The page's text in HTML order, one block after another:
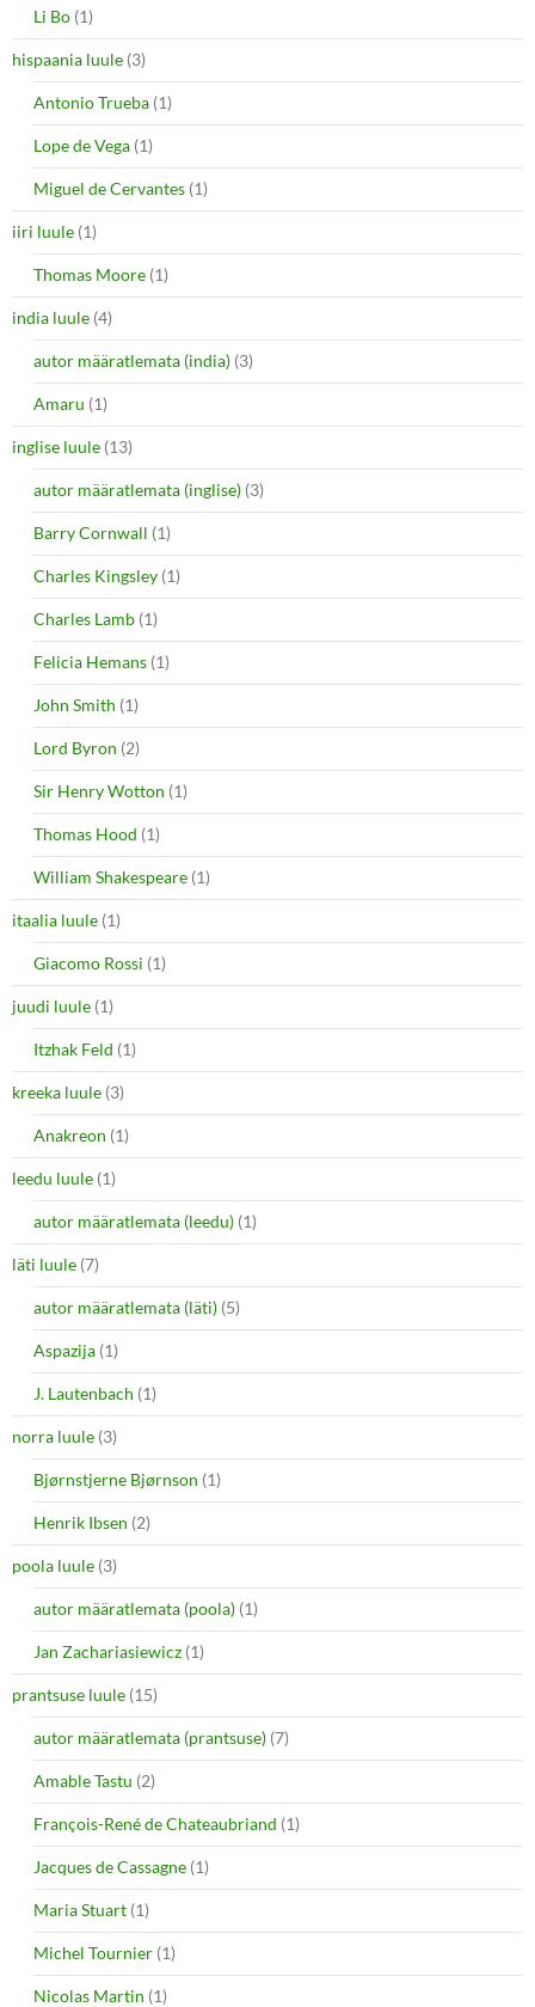
Li Bo (1)
hispaania luule (3)
Antonio Trueba (1)
Lope de Vega (1)
Miguel de Cervantes (1)
iiri luule (1)
Thomas Moore (1)
india luule (4)
autor määratlemata (india) (3)
Amaru (1)
inglise luule (13)
autor määratlemata (inglise) (3)
Barry Cornwall (1)
Charles Kingsley (1)
Charles Lamb (1)
Felicia Hemans (1)
John Smith (1)
Lord Byron (2)
Sir Henry Wotton (1)
Thomas Hood (1)
William Shakespeare (1)
itaalia luule (1)
Giacomo Rossi (1)
juudi luule (1)
Itzhak Feld (1)
kreeka luule (3)
Anakreon (1)
leedu luule (1)
autor määratlemata (leedu) (1)
läti luule (7)
autor määratlemata (läti) (5)
Aspazija (1)
J. Lautenbach (1)
norra luule (3)
Bjørnstjerne Bjørnson (1)
Henrik Ibsen (2)
poola luule (3)
autor määratlemata (poola) (1)
Jan Zachariasiewicz (1)
prantsuse luule (15)
autor määratlemata (prantsuse) (7)
Amable Tastu (2)
François-René de Chateaubriand (1)
Jacques de Cassagne (1)
Maria Stuart (1)
Michel Tournier (1)
Nicolas Martin (1)